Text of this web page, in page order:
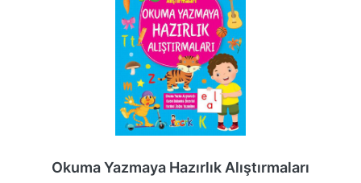
Okuma Yazmaya Hazırlık Alıştırmaları